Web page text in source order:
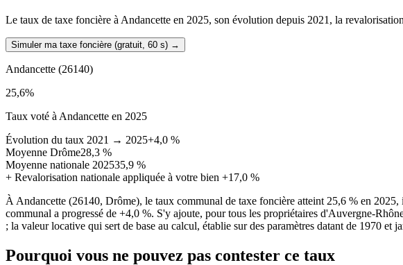
Le taux de taxe foncière à Andancette en 2025, son évolution depuis 2021, la
Simuler ma taxe foncière (gratuit, 60 s) →
Andancette (26140)
25,6%
Taux voté à Andancette en 2025
Évolution du taux 2021 → 2025+4,0 %
Moyenne Drôme28,3 %
Moyenne nationale 202535,9 %
+ Revalorisation nationale appliquée à votre bien +17,0 %
À Andancette (26140, Drôme), le taux communal de taxe foncière atteint 25,6 % en
communal a progressé de +4,0 %. S'y ajoute, pour tous les propriétaires d'Auvergne-
; la valeur locative qui sert de base au calcul, établie sur des paramètres datant de 1970 et
Pourquoi vous ne pouvez pas contester ce taux